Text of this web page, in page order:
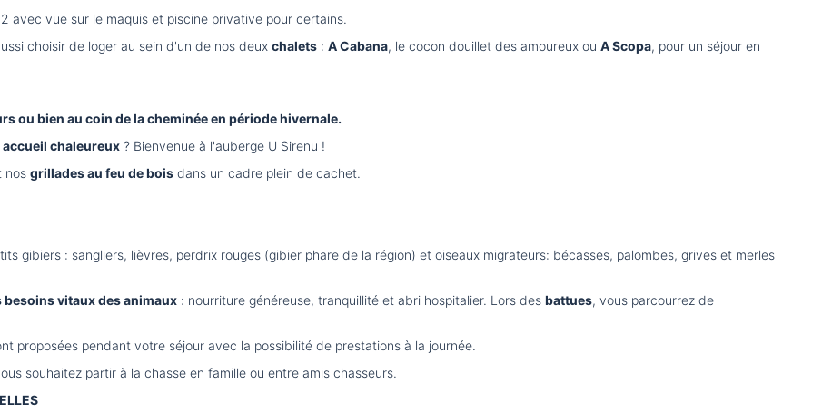
avec vue sur le maquis et piscine privative pour certains.
choisir de loger au sein d'un de nos deux chalets : A Cabana, le cocon douillet des amoureux ou A Scopa, pour un séjour en
ou bien au coin de la cheminée en période hivernale.
accueil chaleureux ? Bienvenue à l'auberge U Sirenu !
nos grillades au feu de bois dans un cadre plein de cachet.
gibiers : sangliers, lièvres, perdrix rouges (gibier phare de la région) et oiseaux migrateurs: bécasses, palombes, grives et merles
besoins vitaux des animaux : nourriture généreuse, tranquillité et abri hospitalier. Lors des battues, vous parcourrez de
proposées pendant votre séjour avec la possibilité de prestations à la journée.
souhaitez partir à la chasse en famille ou entre amis chasseurs.